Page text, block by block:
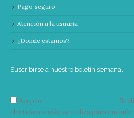
Pago seguro
Atención a la usuaria
¿Donde estamos?
Suscribirse a nuestro boletín semanal
Acepto
Su
electrónico solo se utiliza para